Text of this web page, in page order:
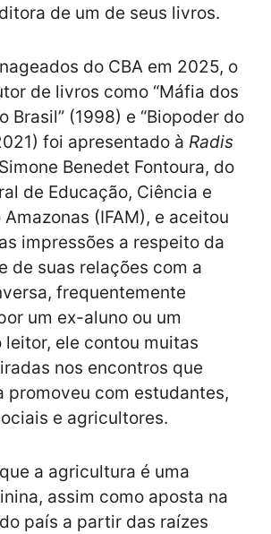
de um de seus livros.
do CBA em 2025, o
de livros como “Máfia dos
Brasil” (1998) e “Biopoder do
foi apresentado à Radis
Benedet Fontoura, do
de Educação, Ciência e
(IFAM), e aceitou
impressões a respeito da
de suas relações com a
frequentemente
um ex-aluno ou um
leitor, ele contou muitas
nos encontros que
promoveu com estudantes,
e agricultores.
a agricultura é uma
assim como aposta na
país a partir das raízes